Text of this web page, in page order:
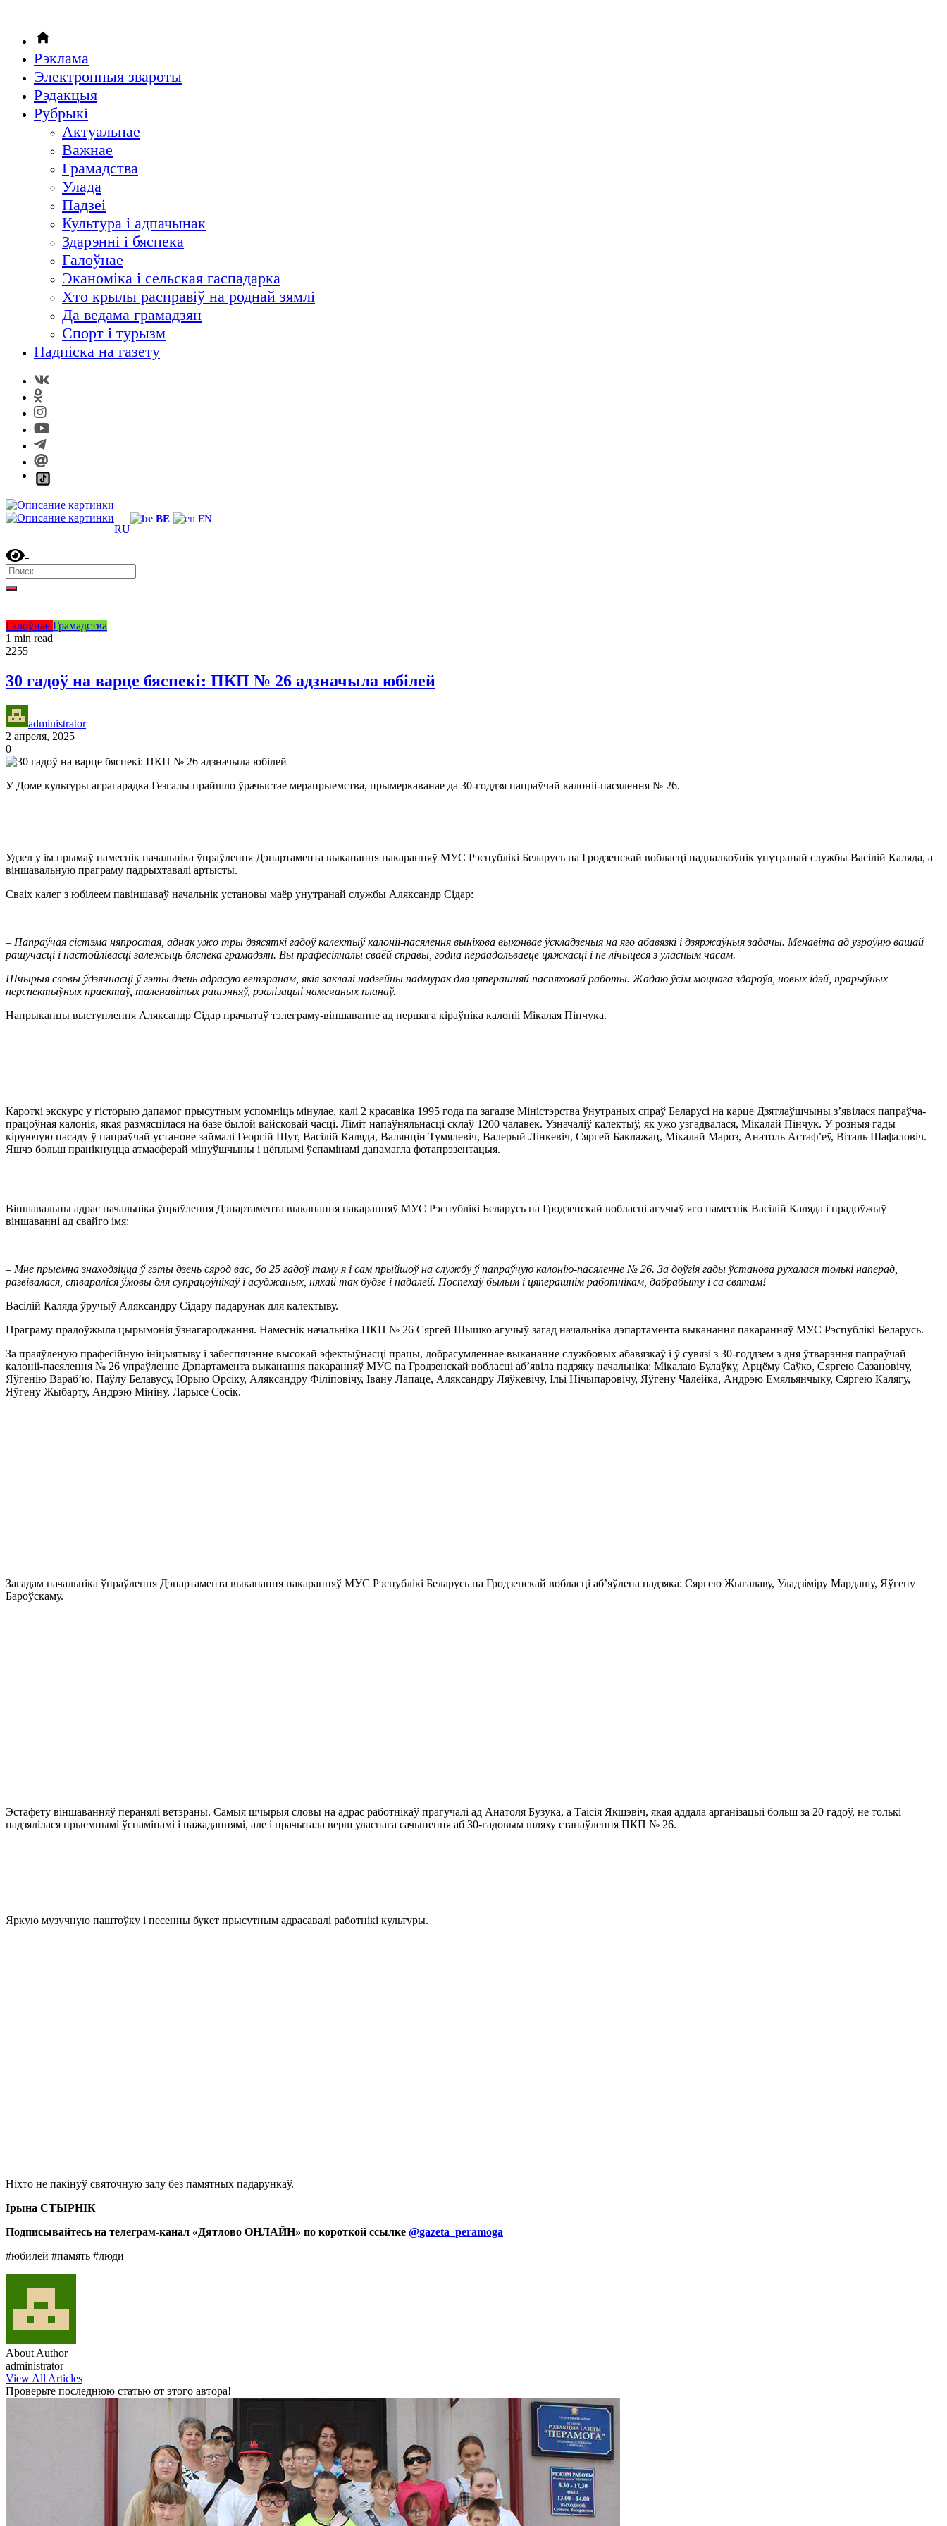
Рэклама
Электронныя звароты
Рэдакцыя
Рубрыкi
Актуальнае
Важнае
Грамадства
Улада
Падзеі
Культура і адпачынак
Здарэнні і бяспека
Галоўнае
Эканоміка і сельская гаспадарка
Хто крылы расправіў на роднай зямлі
Да ведама грамадзян
Спорт і турызм
Падпіска на газету
RU
BE EN
Галоўнае Грамадства
1 min read
2255
30 гадоў на варце бяспекі: ПКП № 26 адзначыла юбілей
administrator
2 апреля, 2025
0
У Доме культуры аграгарадка Гезгалы прайшло ўрачыстае мерапрыемства, прымеркаванае да 30-годдзя папраўчай калоніі-пасялення № 26.
Удзел у ім прымаў намеснік начальніка ўпраўлення Дэпартамента выканання пакаранняў МУС Рэспублікі Беларусь па Гродзенскай вобласці падпалкоўнік унутранай службы Васілій Каляда, а
віншавальную праграму падрыхтавалі артысты.
Сваіх калег з юбілеем павіншаваў начальнік установы маёр унутранай службы Аляксандр Сідар:
– Папраўчая сістэма няпростая, аднак ужо тры дзясяткі гадоў калектыў калоніі-пасялення вынікова выконвае ўскладзеныя на яго абавязкі і дзяржаўныя задачы. Менавіта ад узроўню вашай
рашучасці і настойлівасці залежыць бяспека грамадзян. Вы прафесіяналы сваёй справы, годна пераадольваеце цяжкасці і не лічыцеся з уласным часам.
Шчырыя словы ўдзячнасці ў гэты дзень адрасую ветэранам, якія заклалі надзейны падмурак для цяперашняй паспяховай работы. Жадаю ўсім моцнага здароўя, новых ідэй, прарыўных
перспектыўных праектаў, таленавітых рашэнняў, рэалізацыі намечаных планаў.
Напрыканцы выступлення Аляксандр Сідар прачытаў тэлеграму-віншаванне ад першага кіраўніка калоніі Мікалая Пінчука.
Кароткі экскурс у гісторыю дапамог прысутным успомніць мінулае, калі 2 красавіка 1995 года па загадзе Міністэрства ўнутраных спраў Беларусі на карце Дзятлаўшчыны з’явілася папраўча-
працоўная калонія, якая размясцілася на базе былой вайсковай часці. Ліміт напаўняльнасці склаў 1200 чалавек. Узначаліў калектыў, як ужо узгадвалася, Мікалай Пінчук. У розныя гады
кіруючую пасаду ў папраўчай установе займалі Георгій Шут, Васілій Каляда, Валянцін Тумялевіч, Валерый Лінкевіч, Сяргей Баклажац, Мікалай Мароз, Анатоль Астаф’еў, Віталь Шафаловіч.
Яшчэ больш пранікнуцца атмасферай мінуўшчыны і цёплымі ўспамінамі дапамагла фотапрэзентацыя.
Віншавальны адрас начальніка ўпраўлення Дэпартамента выканання пакаранняў МУС Рэспублікі Беларусь па Гродзенскай вобласці агучыў яго намеснік Васілій Каляда і прадоўжыў
віншаванні ад свайго імя:
– Мне прыемна знаходзіцца ў гэты дзень сярод вас, бо 25 гадоў таму я і сам прыйшоў на службу ў папраўчую калонію-пасяленне № 26. За доўгія гады ўстанова рухалася толькі наперад,
развівалася, ствараліся ўмовы для супрацоўнікаў і асуджаных, няхай так будзе і надалей. Поспехаў былым і цяперашнім работнікам, дабрабыту і са святам!
Васілій Каляда ўручыў Аляксандру Сідару падарунак для калектыву.
Праграму прадоўжыла цырымонія ўзнагароджання. Намеснік начальніка ПКП № 26 Сяргей Шышко агучыў загад начальніка дэпартамента выканання пакаранняў МУС Рэспублікі Беларусь.
За праяўленую прафесійную ініцыятыву і забеспячэнне высокай эфектыўнасці працы, добрасумленнае выкананне службовых абавязкаў і ў сувязі з 30-годдзем з дня ўтварэння папраўчай
калоніі-пасялення № 26 упраўленне Дэпартамента выканання пакаранняў МУС па Гродзенскай вобласці аб’явіла падзяку начальніка: Мікалаю Булаўку, Арцёму Саўко, Сяргею Сазановічу,
Яўгенію Вараб’ю, Паўлу Белавусу, Юрыю Орсіку, Аляксандру Філіповічу, Івану Лапаце, Аляксандру Ляўкевічу, Ільі Нічыпаровічу, Яўгену Чалейка, Андрэю Емяльянчыку, Сяргею Калягу,
Яўгену Жыбарту, Андрэю Мініну, Ларысе Сосік.
Загадам начальніка ўпраўлення Дэпартамента выканання пакаранняў МУС Рэспублікі Беларусь па Гродзенскай вобласці аб’яўлена падзяка: Сяргею Жыгалаву, Уладзіміру Мардашу, Яўгену
Бароўскаму.
Эстафету віншаванняў перанялі ветэраны. Самыя шчырыя словы на адрас работнікаў прагучалі ад Анатоля Бузука, а Таісія Якшэвіч, якая аддала арганізацыі больш за 20 гадоў, не толькі
падзялілася прыемнымі ўспамінамі і пажаданнямі, але і прачытала верш уласнага сачынення аб 30-гадовым шляху станаўлення ПКП № 26.
Яркую музучную паштоўку і песенны букет прысутным адрасавалі работнікі культуры.
Ніхто не пакінуў святочную залу без памятных падарункаў.
Ірына СТЫРНІК
Подписывайтесь на телеграм-канал «Дятлово ОНЛАЙН» по короткой ссылке @gazeta_peramoga
#юбилей #память #люди
About Author
administrator
View All Articles
Проверьте последнюю статью от этого автора!